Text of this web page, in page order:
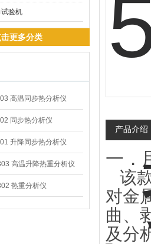
验机
击更多分类
高温同步热分析仪
同步热分析仪
升降同步热分析仪
高温升降热重分析仪
热重分析仪
产品介绍
一．
该
对金
曲、
及分